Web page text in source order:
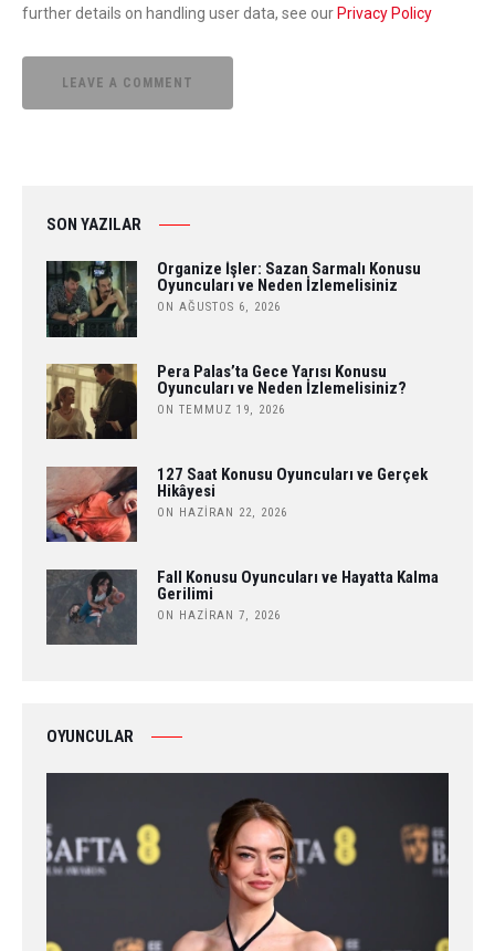
further details on handling user data, see our Privacy Policy
SON YAZILAR
Organize İşler: Sazan Sarmalı Konusu
Oyuncuları ve Neden İzlemelisiniz
ON AĞUSTOS 6, 2026
Pera Palas’ta Gece Yarısı Konusu
Oyuncuları ve Neden İzlemelisiniz?
ON TEMMUZ 19, 2026
127 Saat Konusu Oyuncuları ve Gerçek
Hikâyesi
ON HAZIRAN 22, 2026
Fall Konusu Oyuncuları ve Hayatta Kalma
Gerilimi
ON HAZIRAN 7, 2026
OYUNCULAR